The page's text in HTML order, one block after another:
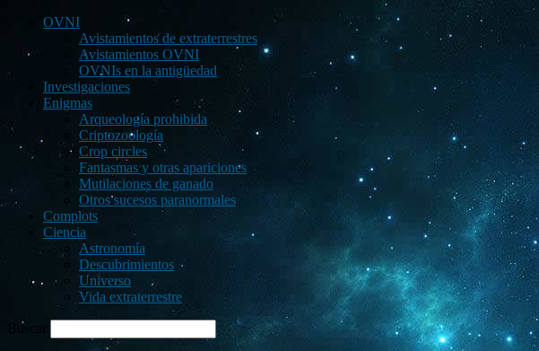
OVNI
Avistamientos de extraterrestres
Avistamientos OVNI
OVNIs en la antigüedad
Investigaciones
Enigmas
Arqueología prohibida
Criptozoología
Crop circles
Fantasmas y otras apariciones
Mutilaciones de ganado
Otros sucesos paranormales
Complots
Ciencia
Astronomía
Descubrimientos
Universo
Vida extraterrestre
Buscar